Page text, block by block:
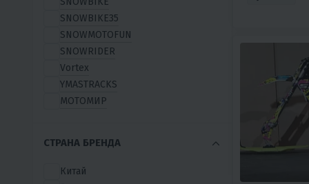
SNOWBIKE35
SNOWMOTOFUN
SNOWRIDER
Vortex
YMASTRACKS
МОТОМИР
СТРАНА БРЕНДА
Китай